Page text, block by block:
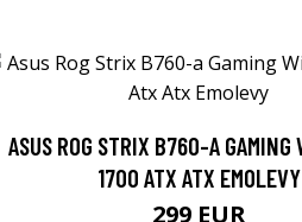
ASUS ROG STRIX B760-A
1700 ATX ATX EMOLEVY
299 EUR